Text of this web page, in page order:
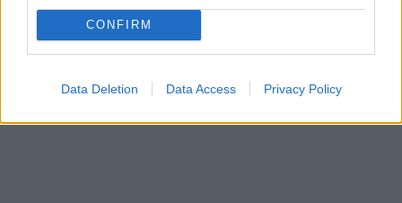
CONFIRM
Data Deletion Data Access Privacy Policy